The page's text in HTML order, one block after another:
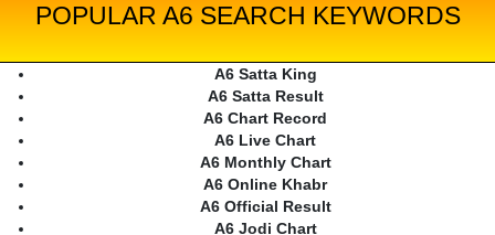
POPULAR A6 SEARCH KEYWORDS
A6 Satta King
A6 Satta Result
A6 Chart Record
A6 Live Chart
A6 Monthly Chart
A6 Online Khabr
A6 Official Result
A6 Jodi Chart